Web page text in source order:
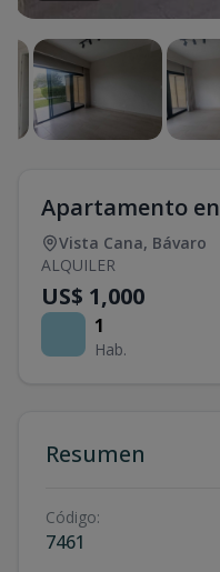
Apartamento en
Vista Cana, Bávaro
ALQUILER
US$ 1,000
1
Hab.
Resumen
Código:
7461